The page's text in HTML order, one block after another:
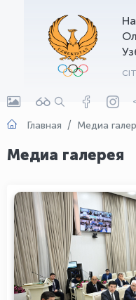
Главная Медиа
Медиа галерея
OLYMPCHIK AI -
Онлайн · olympic.uz